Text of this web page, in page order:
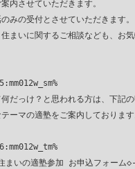
させていただきます。
の受付とさせていただきます。
いに関するご相談なども、お気
だっけ？と思われる方は、下記の
マの適塾をご案内しております
の適塾参加 お申込フォ